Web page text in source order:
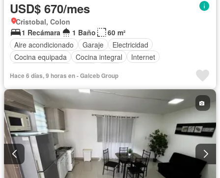
USD$ 670/mes
Cristobal, Colon
1 Recámara
1 Baño
60 m²
Aire acondicionado
Garaje
Electricidad
Cocina equipada
Cocina integral
Internet
Hace 6 días, 9 horas en - Galceb Group